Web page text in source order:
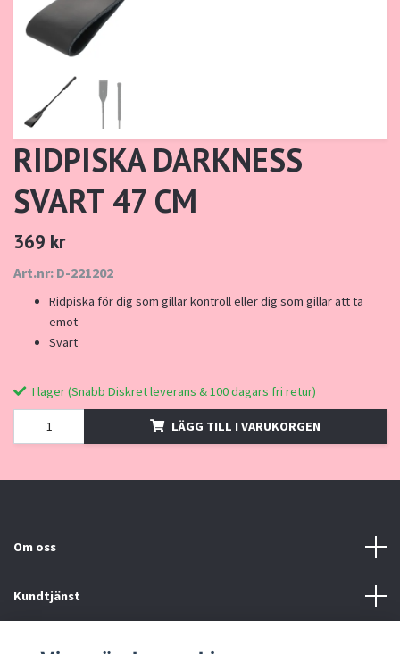
RIDPISKA DARKNESS
SVART 47 CM
369 kr
Art.nr: D-221202
Ridpiska för dig som gillar kontroll eller dig som gillar att ta
emot
Svart
I lager (Snabb Diskret leverans & 100 dagars fri retur)
LÄGG TILL I VARUKORGEN
Om oss
Kundtjänst